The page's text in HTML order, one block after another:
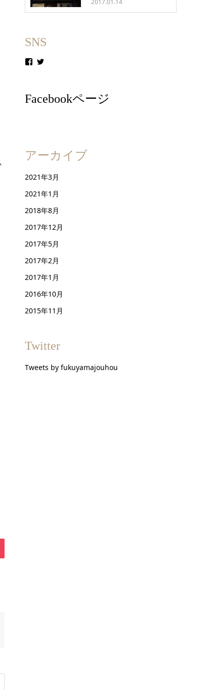
2017.01.14
SNS
Facebookページ
アーカイブ
2021年3月
2021年1月
2018年8月
2017年12月
2017年5月
2017年2月
2017年1月
2016年10月
2015年11月
Twitter
Tweets by fukuyamajouhou